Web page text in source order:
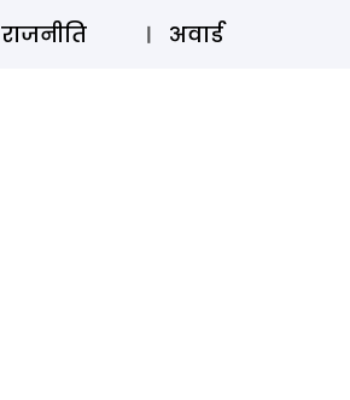
⚲ SUBSCRIBE
राजनीति अवार्ड